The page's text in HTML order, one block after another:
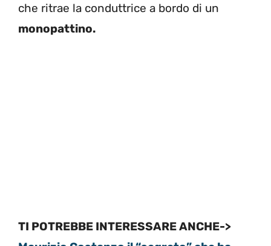
che ritrae la conduttrice a bordo di un
monopattino.
TI POTREBBE INTERESSARE ANCHE->